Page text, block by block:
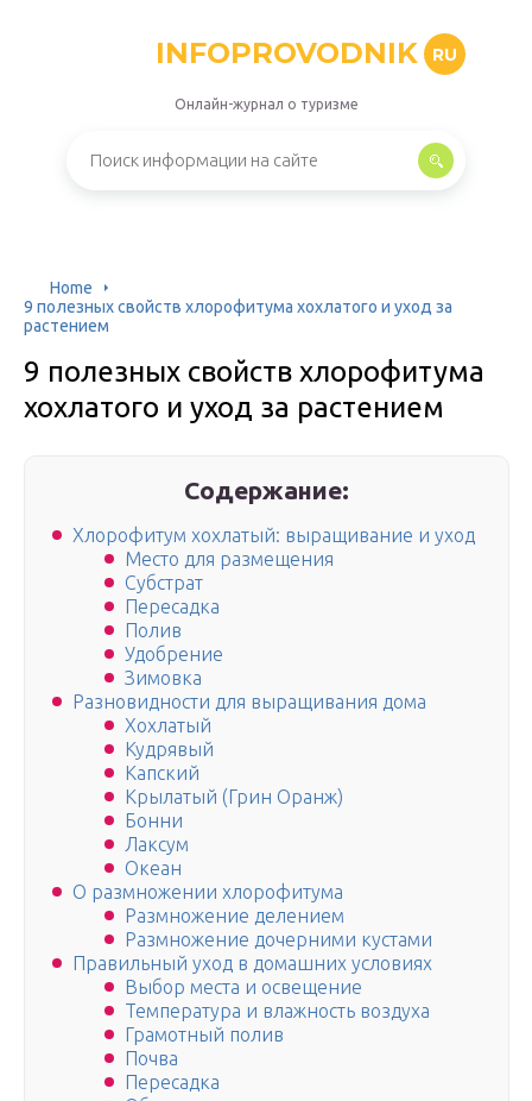
INFOPROVODNIK RU
Онлайн-журнал о туризме
Home
9 полезных свойств хлорофитума хохлатого и уход за
растением
9 полезных свойств хлорофитума
хохлатого и уход за растением
Содержание:
Хлорофитум хохлатый: выращивание и уход
Место для размещения
Субстрат
Пересадка
Полив
Удобрение
Зимовка
Разновидности для выращивания дома
Хохлатый
Кудрявый
Капский
Крылатый (Грин Оранж)
Бонни
Лаксум
Океан
О размножении хлорофитума
Размножение делением
Размножение дочерними кустами
Правильный уход в домашних условиях
Выбор места и освещение
Температура и влажность воздуха
Грамотный полив
Почва
Пересадка